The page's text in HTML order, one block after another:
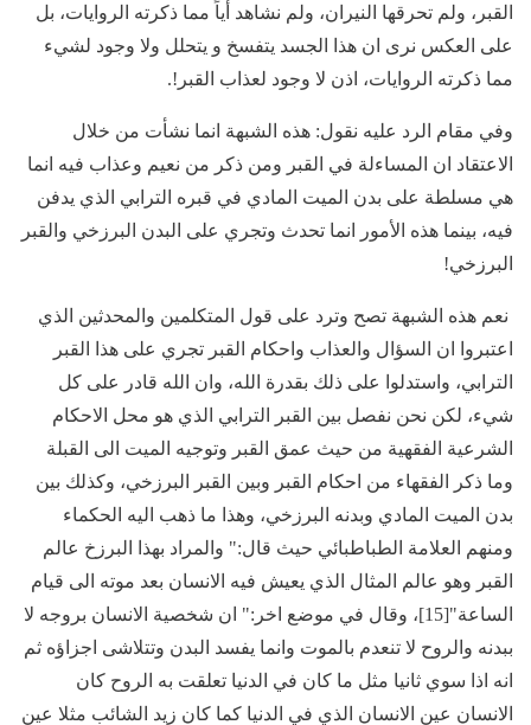
القبر، ولم تحرقها النيران، ولم نشاهد أياً مما ذكرته الروايات، بل
على العكس نرى ان هذا الجسد يتفسخ و يتحلل ولا وجود لشيء
مما ذكرته الروايات، اذن لا وجود لعذاب القبر!.
وفي مقام الرد عليه نقول: هذه الشبهة انما نشأت من خلال
الاعتقاد ان المساءلة في القبر ومن ذكر من نعيم وعذاب فيه انما
هي مسلطة على بدن الميت المادي في قبره الترابي الذي يدفن
فيه، بينما هذه الأمور انما تحدث وتجري على البدن البرزخي والقبر
البرزخي!
نعم هذه الشبهة تصح وترد على قول المتكلمين والمحدثين الذي
اعتبروا ان السؤال والعذاب واحكام القبر تجري على هذا القبر
الترابي، واستدلوا على ذلك بقدرة الله، وان الله قادر على كل
شيء، لكن نحن نفصل بين القبر الترابي الذي هو محل الاحكام
الشرعية الفقهية من حيث عمق القبر وتوجيه الميت الى القبلة
وما ذكر الفقهاء من احكام القبر وبين القبر البرزخي، وكذلك بين
بدن الميت المادي وبدنه البرزخي، وهذا ما ذهب اليه الحكماء
ومنهم العلامة الطباطبائي حيث قال:" والمراد بهذا البرزخ عالم
القبر وهو عالم المثال الذي يعيش فيه الانسان بعد موته الى قيام
الساعة"[15]، وقال في موضع اخر:" ان شخصية الانسان بروجه لا
ببدنه والروح لا تنعدم بالموت وانما يفسد البدن وتتلاشى اجزاؤه ثم
انه اذا سوي ثانيا مثل ما كان في الدنيا تعلقت به الروح كان
الانسان عين الانسان الذي في الدنيا كما كان زيد الشائب مثلا عين